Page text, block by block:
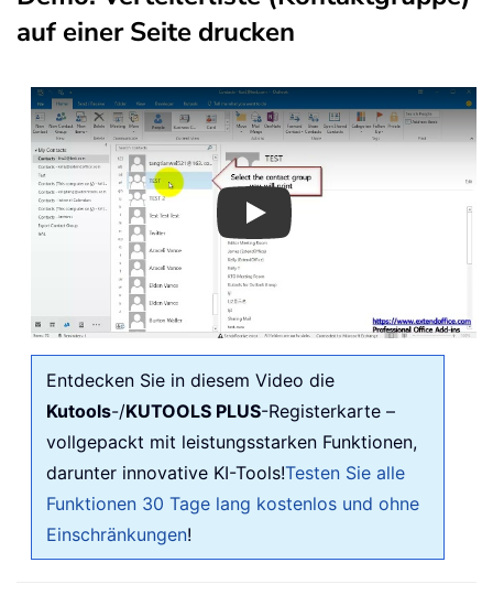
auf einer Seite drucken
Play
Entdecken Sie in diesem Video die
Kutools-/KUTOOLS PLUS-Registerkarte –
vollgepackt mit leistungsstarken Funktionen,
darunter innovative KI-Tools!Testen Sie alle
Funktionen 30 Tage lang kostenlos und ohne
Einschränkungen!